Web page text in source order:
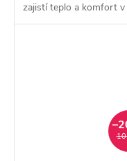
zajistí teplo a komfort v
nepříznivých